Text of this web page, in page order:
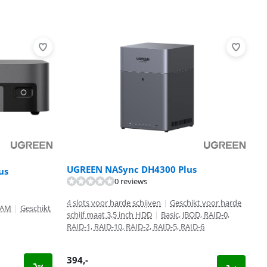
| Geschikt
UGREEN NASync DH4300 Plus
0 reviews
4 slots voor harde schijven | Geschikt voor harde
schijf maat 3,5 inch HDD | Basic, JBOD, RAID-0,
RAID-1, RAID-10, RAID-2, RAID-5, RAID-6
394,-